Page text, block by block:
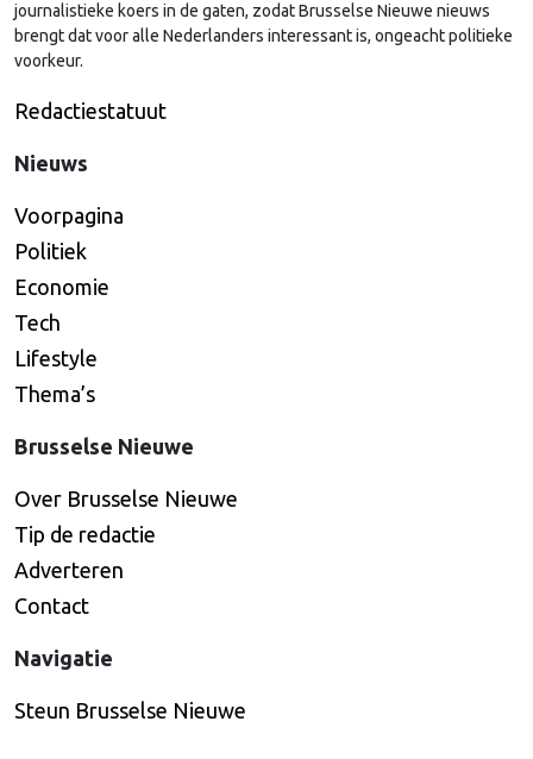
journalistieke koers in de gaten, zodat Brusselse Nieuwe nieuws
brengt dat voor alle Nederlanders interessant is, ongeacht politieke
voorkeur.
Redactiestatuut
Nieuws
Voorpagina
Politiek
Economie
Tech
Lifestyle
Thema’s
Brusselse Nieuwe
Over Brusselse Nieuwe
Tip de redactie
Adverteren
Contact
Navigatie
Steun Brusselse Nieuwe